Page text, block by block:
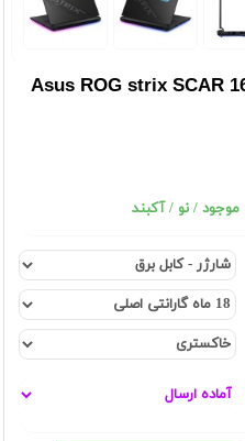
Asus ROG strix SCAR
موجود / نو / آکبند